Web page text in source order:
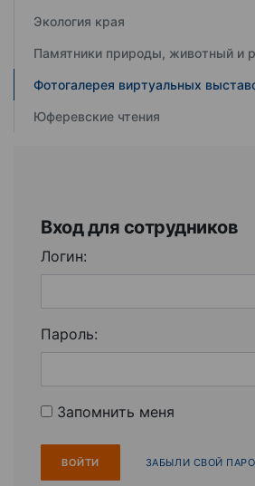
Экология края
Памятники природы, животный и
Фотогалерея виртуальных
Юферевские чтения
Вход для сотрудников
Логин:
Пароль:
Запомнить меня
ЗАБЫЛИ СВОЙ